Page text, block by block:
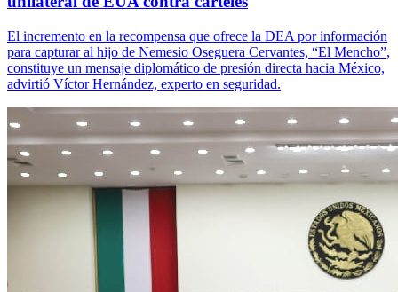
El incremento en la recompensa que ofrece la DEA por información
para capturar al hijo de Nemesio Oseguera Cervantes, “El Mencho”,
constituye un mensaje diplomático de presión directa hacia México,
advirtió Víctor Hernández, experto en seguridad.